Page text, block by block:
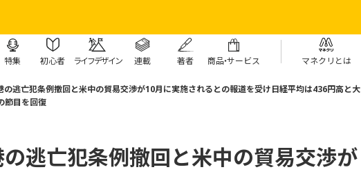
特集 初心者 ライフデザイン 連載 著者 商品・サービス マネクリとは
の逃亡犯条例撤回と米中の貿易交渉が10月に実施されるとの報道を受け日経平均は436円高と大
節目を回復
の逃亡犯条例撤回と米中の貿易交渉が